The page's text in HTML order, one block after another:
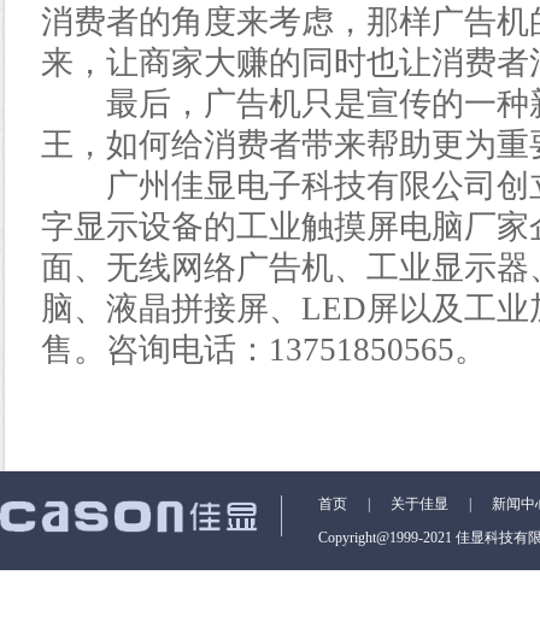
消费者的角度来考虑，那样广告
来，让商家大赚的同时也让消费
最后，广告机只是宣传的一种
王，如何给消费者带来帮助更为重
广州佳显电子科技有限公司创
字显示设备的工业触摸屏电脑厂
面、无线网络广告机、工业显示
脑、液晶拼接屏、LED屏以及工
售。咨询电话：13751850565。
首页 关于佳显
新闻中
Copyright@1999-2021 佳显科技